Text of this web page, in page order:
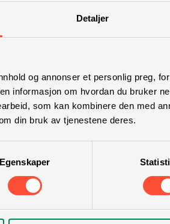
Detaljer
og annonser et personlig preg,
informasjon om hvordan du bruker
som kan kombinere den med
din bruk av tjenestene deres.
Egenskaper